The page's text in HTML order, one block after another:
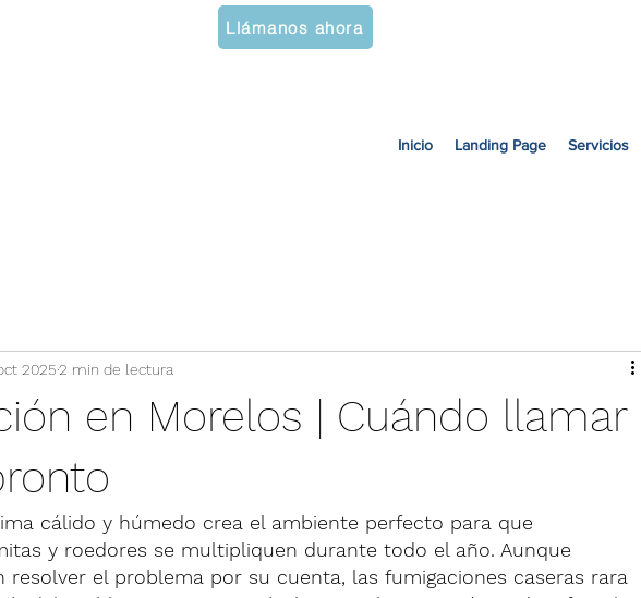
Llámanos ahora
Inicio Landing Page Servicios
en Morelos | Cuándo llamar
20252 min de lectura
cálido y húmedo crea el ambiente perfecto para que
y roedores se multipliquen durante todo el año. Aunque
resolver el problema por su cuenta, las fumigaciones caseras rara